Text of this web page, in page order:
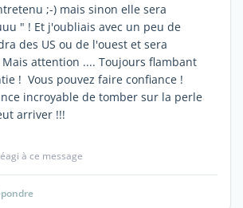
;-) mais sinon elle sera
" ! Et j'oubliais avec un peu de
des US ou de l'ouest et sera
attention .... Toujours flambant
! Vous pouvez faire confiance !
incroyable de tomber sur la perle
arriver !!!
à ce message